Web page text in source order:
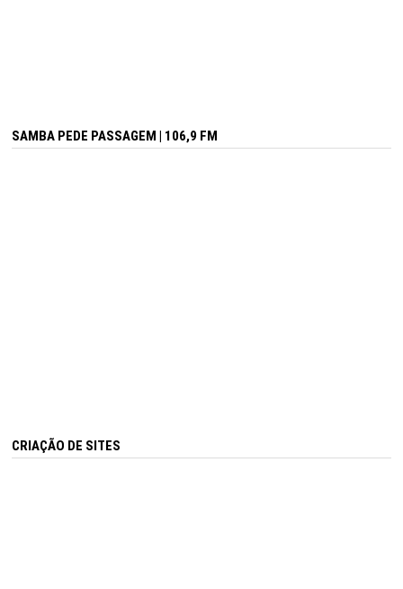
SAMBA PEDE PASSAGEM | 106,9 FM
CRIAÇÃO DE SITES